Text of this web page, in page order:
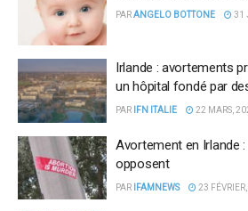
PARANGELO BOTTONE 31
Irlande : avortements
un hôpital fondé par
PAR IFN ITALIE 22 MARS,
Avortement en Irlande
opposent
PAR IFAMNEWS 23